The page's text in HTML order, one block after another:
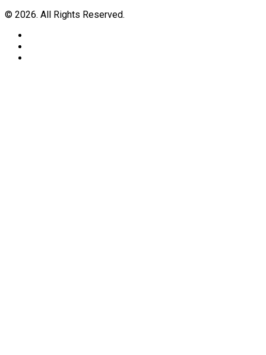
© 2026. All Rights Reserved.